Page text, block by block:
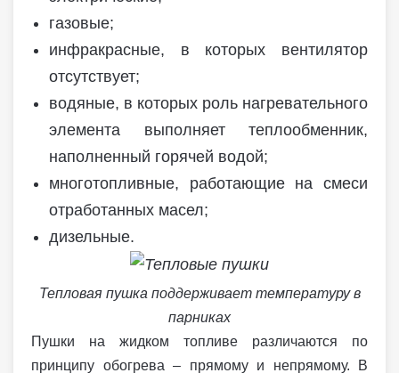
газовые;
инфракрасные, в которых вентилятор
отсутствует;
водяные, в которых роль нагревательного
элемента выполняет теплообменник,
наполненный горячей водой;
многотопливные, работающие на смеси
отработанных масел;
дизельные.
Тепловая пушка поддерживает температуру в
парниках
Пушки на жидком топливе различаются по
принципу обогрева – прямому и непрямому. В